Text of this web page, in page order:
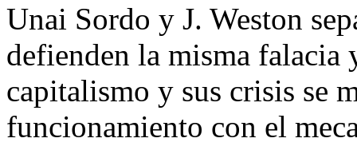
Unai Sordo y J. Weston
defienden la misma falacia
capitalismo y sus crisis se
funcionamiento con el